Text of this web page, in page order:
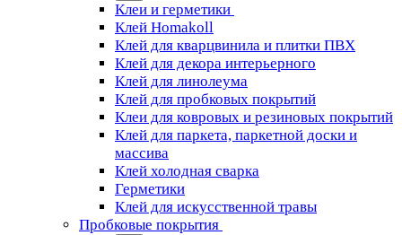
Клеи и герметики
Клей Homakoll
Клей для кварцвинила и плитки ПВХ
Клей для декора интерьерного
Клей для линолеума
Клей для пробковых покрытий
Клеи для ковровых и резиновых покрытий
Клей для паркета, паркетной доски и
массива
Клей холодная сварка
Герметики
Клей для искусственной травы
Пробковые покрытия